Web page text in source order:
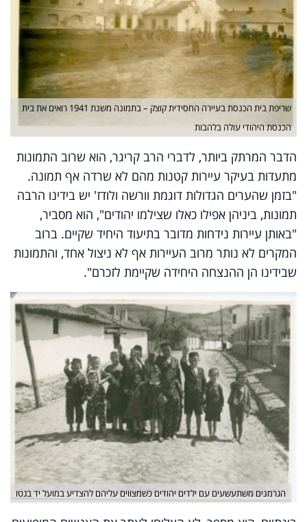
שריפת בית הכנסת בעיירה החסידית קוצק – בתמונה משנת 1941 רואים את בית
הכנסת היהודי עולה בלהבות
הדבר המרתק ביותר, לדברי הרב קריגר, הוא שרוב התמונות
מתעדות בעיקר עיירות קטנות מהם לא שרדה אף תמונה.
"בזמן שהערים הגדולות דוגמת וורשה ולודז' יש בידינו הרבה
תמונות, ביניהן אפילו כאלו שצילמו יהודים", הוא מסביר,
"באותן עיירות נידחות מדובר בתיעוד היחיד שקיים. ברוב
המקרים לא נותר מרוב העיירות אף לא ניצול אחד, והתמונות
שבידינו הן ההנצחה היחידה שקיימת לזכרם".
הגרמנים משתעשעים עם ילדים יהודים כשמצווים עליהם להצדיע במועל יד בגטו